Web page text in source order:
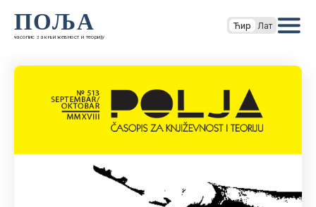
ПОЉА
часопис за књижевност и теорију
Ћир Лат